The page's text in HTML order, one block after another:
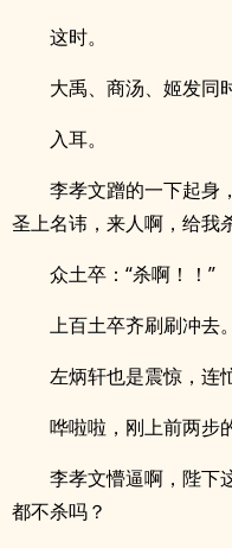
这时。
大禹、商汤、姬发同
入耳。
李孝文蹭的一下起身
圣上名讳，来人啊，给我
众土卒：“杀啊！！”
上百土卒齐刷刷冲去。
左炳轩也是震惊，连
哗啦啦，刚上前两步
李孝文懵逼啊，陛下
都不杀吗？